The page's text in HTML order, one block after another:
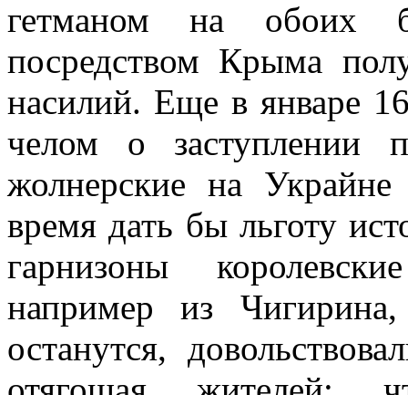
гетманом на обоих
посредством Крыма
насилий. Еще в январе
челом о заступлении
жолнерские на
время дать бы льготу
гарнизоны
например из
останутся,